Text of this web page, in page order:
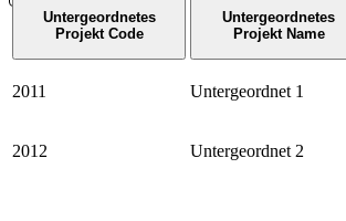
Untergeordnetes
Projekt Code
Untergeordnetes
Projekt Name
2011 Untergeordnet 1
2012 Untergeordnet 2